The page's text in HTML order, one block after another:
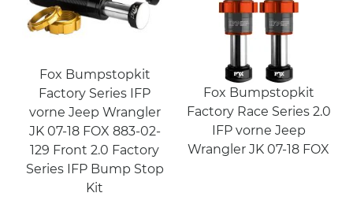
Fox Bumpstopkit
Factory Series IFP
vorne Jeep Wrangler
JK 07-18 FOX 883-02-
129 Front 2.0 Factory
Series IFP Bump Stop
Kit
Fox Bumpstopkit
Factory Race Series 2.0
IFP vorne Jeep
Wrangler JK 07-18 FOX